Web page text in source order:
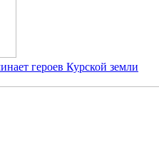
героев Курской земли